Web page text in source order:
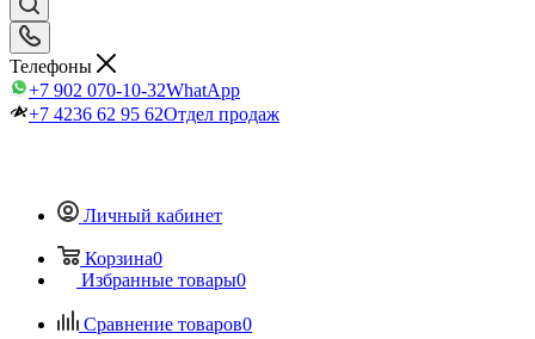
Телефоны
+7 902 070-10-32WhatApp
+7 4236 62 95 62Отдел продаж
Личный кабинет
Корзина0
Избранные товары0
Сравнение товаров0